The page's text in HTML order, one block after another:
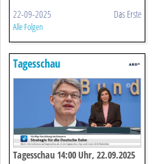
22-09-2025 Das Erste
Alle Folgen
Tagesschau
Tagesschau 14:00 Uhr, 22.09.2025